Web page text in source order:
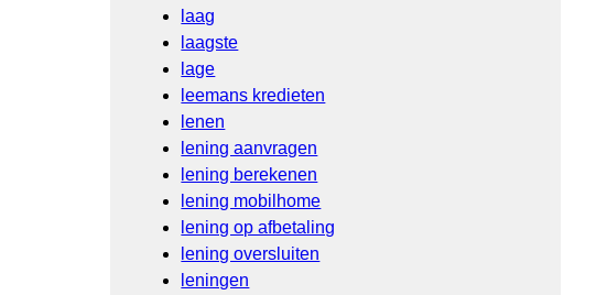
laag
laagste
lage
leemans kredieten
lenen
lening aanvragen
lening berekenen
lening mobilhome
lening op afbetaling
lening oversluiten
leningen